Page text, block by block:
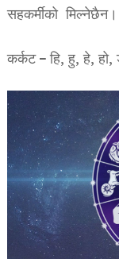
सहकर्मीको
कर्कट – हि, हु, हे,